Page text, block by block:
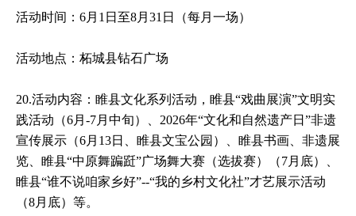
活动时间：6月1日至8月31日（每月一场）
活动地点：柘城县钻石广场
20.活动内容：睢县文化系列活动，睢县“戏曲展演”文明实
践活动（6月-7月中旬）、2026年“文化和自然遗产日”非遗
宣传展示（6月13日、睢县文宝公园）、睢县书画、非遗展
览、睢县“中原舞蹁跹”广场舞大赛（选拔赛）（7月底）、
睢县“谁不说咱家乡好”--“我的乡村文化社”才艺展示活动
（8月底）等。